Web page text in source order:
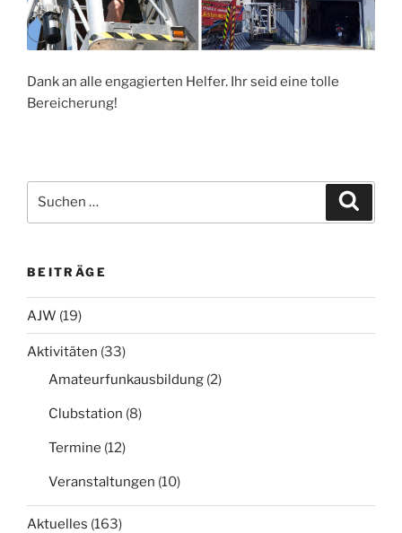
Dank an alle engagierten Helfer. Ihr seid eine tolle
Bereicherung!
nach:
BEITRÄGE
AJW (19)
Aktivitäten (33)
Amateurfunkausbildung (2)
Clubstation (8)
Termine (12)
Veranstaltungen (10)
Aktuelles (163)